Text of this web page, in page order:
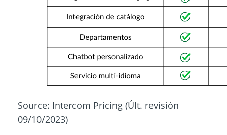
Source: Intercom Pricing (Últ. revisión
09/10/2023)